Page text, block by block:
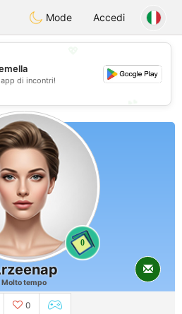
Dating
Mode Accedi
di incontri!
0
Molto tempo
0